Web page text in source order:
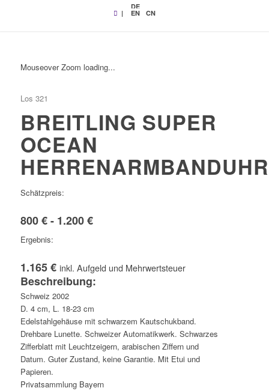
|
DE
EN CN
Mouseover Zoom loading...
Los 321
BREITLING SUPER
OCEAN
HERRENARMBANDUHR
Schätzpreis:
800 € - 1.200 €
Ergebnis:
1.165 € inkl. Aufgeld und Mehrwertsteuer
Beschreibung:
Schweiz 2002
D. 4 cm, L. 18-23 cm
Edelstahlgehäuse mit schwarzem Kautschukband.
Drehbare Lunette. Schweizer Automatikwerk. Schwarzes
Zifferblatt mit Leuchtzeigern, arabischen Ziffern und
Datum. Guter Zustand, keine Garantie. Mit Etui und
Papieren.
Privatsammlung Bayern